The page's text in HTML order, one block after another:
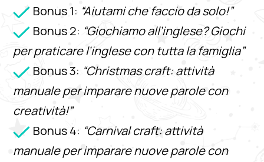
Bonus 1: “Aiutami che faccio da solo!”
Bonus 2: “Giochiamo all’inglese? Giochi
per praticare l’inglese con tutta la famiglia”
Bonus 3: “Christmas craft: attività
manuale per imparare nuove parole con
creatività!”
Bonus 4: “Carnival craft: attività
manuale per imparare nuove parole con